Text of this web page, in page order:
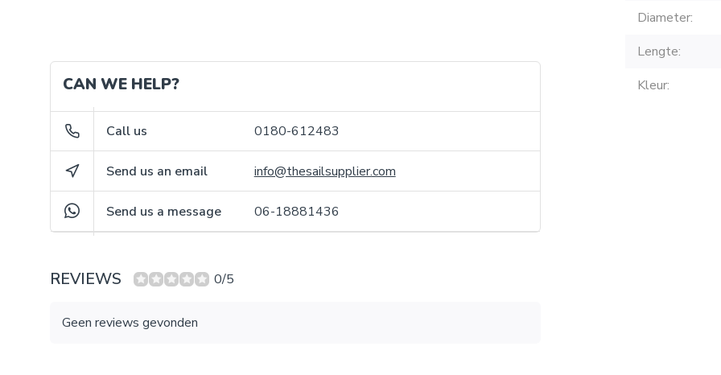
CAN WE HELP?
Call us 0180-612483
Send us an email info@thesailsupplier.com
Send us a message 06-18881436
REVIEWS 0/5
Geen reviews gevonden
Diameter:
Lengte:
Kleur: